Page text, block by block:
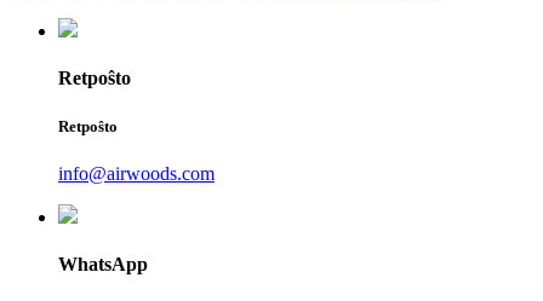
Retpoŝto
Retpoŝto
info@airwoods.com
WhatsApp